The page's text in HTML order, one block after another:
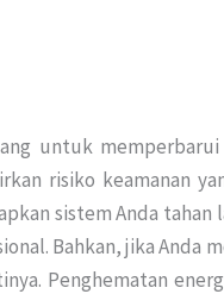
untuk
risiko keamanan
sistem Anda
Bahkan, jika
Penghematan